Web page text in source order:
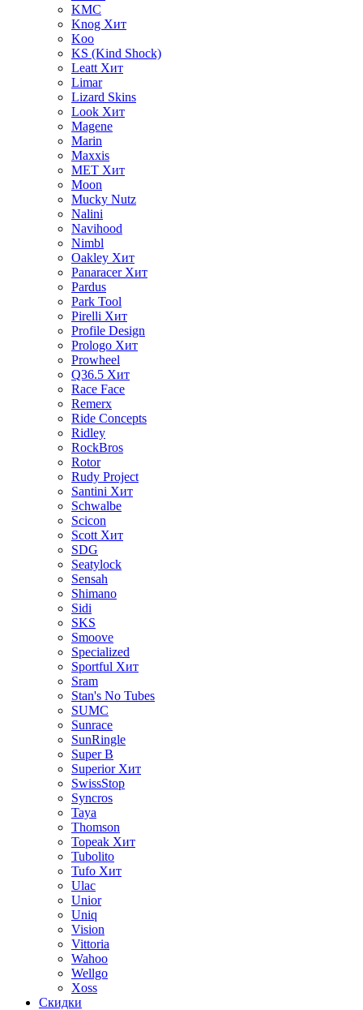
KMC
Knog Хит
Koo
KS (Kind Shock)
Leatt Хит
Limar
Lizard Skins
Look Хит
Magene
Marin
Maxxis
MET Хит
Moon
Mucky Nutz
Nalini
Navihood
Nimbl
Oakley Хит
Panaracer Хит
Pardus
Park Tool
Pirelli Хит
Profile Design
Prologo Хит
Prowheel
Q36.5 Хит
Race Face
Remerx
Ride Concepts
Ridley
RockBros
Rotor
Rudy Project
Santini Хит
Schwalbe
Scicon
Scott Хит
SDG
Seatylock
Sensah
Shimano
Sidi
SKS
Smoove
Specialized
Sportful Хит
Sram
Stan's No Tubes
SUMC
Sunrace
SunRingle
Super B
Superior Хит
SwissStop
Syncros
Taya
Thomson
Topeak Хит
Tubolito
Tufo Хит
Ulac
Unior
Uniq
Vision
Vittoria
Wahoo
Wellgo
Xoss
Скидки